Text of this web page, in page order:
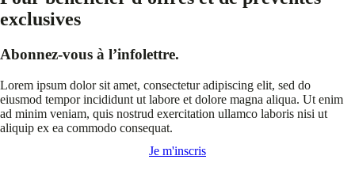
exclusives
Abonnez-vous à l’infolettre.
Lorem ipsum dolor sit amet, consectetur adipiscing elit, sed do
eiusmod tempor incididunt ut labore et dolore magna aliqua. Ut enim
ad minim veniam, quis nostrud exercitation ullamco laboris nisi ut
aliquip ex ea commodo consequat.
Je m'inscris